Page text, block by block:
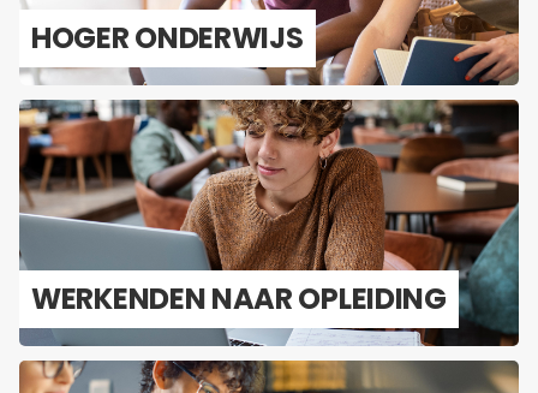
HOGER ON­DER­WIJS
WER­KEN­DEN NAAR OP­LEI­DING